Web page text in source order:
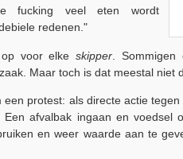
fucking veel eten wordt
redenen."
op voor elkeskipper .
Maar toch is dat meestal niet
een protest: als directe actie
afvalbak ingaan en voedsel
en weer waarde aan te